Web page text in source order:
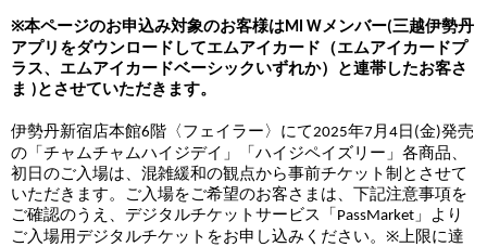
※本ページのお申込み対象のお客様はMI W メンバー(三越伊勢丹
アプリをダウンロードしてエムアイカード（エムアイカードプ
ラス、エムアイカードベーシックいずれか）と連帯したお客さ
ま ) とさせていただきます。
伊勢丹新宿店本館6 階 〈フェイラー〉 にて2025年7 月 4 日 (金)発売
の「チャムチャムハイジデイ」「ハイジペイズリー」各商品、
初日のご入場は、混雑緩和の観点から事前チケット制とさせて
いただきます。ご入場をご希望のお客さまは、下記注意事項を
ご確認のうえ、デジタルチケットサービス「 PassMarket 」より
ご入場用デジタルチケットをお申し込みください。 ※ 上限に達